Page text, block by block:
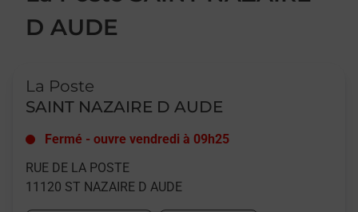
D AUDE
La Poste
SAINT NAZAIRE D AUDE
Fermé - ouvre vendredi à 09h25
RUE DE LA POSTE
11120 ST NAZAIRE D AUDE